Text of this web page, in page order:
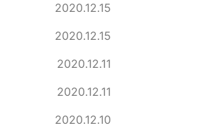
2020.12.15
2020.12.15
2020.12.11
2020.12.11
2020.12.10